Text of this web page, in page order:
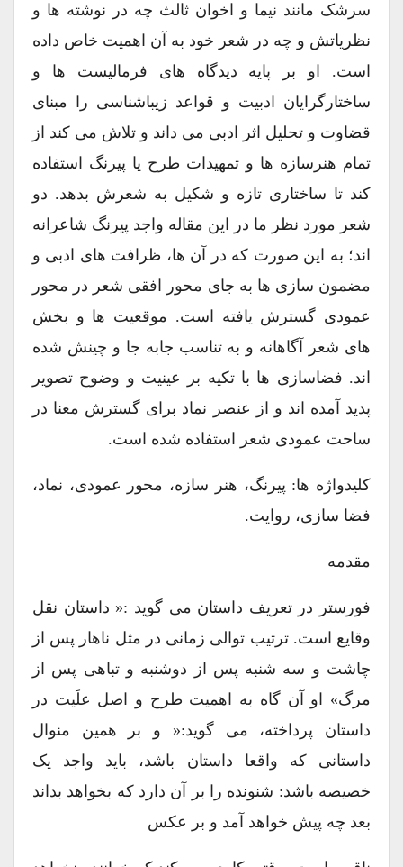
سرشک مانند نیما و اخوان ثالث چه در نوشته ها و
نظریاتش و چه در شعر خود به آن اهمیت خاص داده
است. او بر پایه دیدگاه های فرمالیست ها و
ساختارگرایان ادبیت و قواعد زیباشناسی را مبنای
قضاوت و تحلیل اثر ادبی می داند و تلاش می کند از
تمام هنرسازه ها و تمهیدات طرح یا پیرنگ استفاده
کند تا ساختاری تازه و شکیل به شعرش بدهد. دو
شعر مورد نظر ما در این مقاله واجد پیرنگ شاعرانه
اند؛ به این صورت که در آن ها، ظرافت های ادبی و
مضمون سازی ها به جای محور افقی شعر در محور
عمودی گسترش یافته است. موقعیت ها و بخش
های شعر آگاهانه و به تناسب جابه جا و چینش شده
اند. فضاسازی ها با تکیه بر عینیت و وضوح تصویر
پدید آمده اند و از عنصر نماد برای گسترش معنا در
ساحت عمودی شعر استفاده شده است.
کلیدواژه ها: پیرنگ، هنر سازه، محور عمودی، نماد،
فضا سازی، روایت.
مقدمه
فورستر در تعریف داستان می گوید :« داستان نقل
وقایع است. ترتیب توالی زمانی در مثل ناهار پس از
چاشت و سه شنبه پس از دوشنبه و تباهی پس از
مرگ» او آن گاه به اهمیت طرح و اصل علَیت در
داستان پرداخته، می گوید:« و بر همین منوال
داستانی که واقعا داستان باشد، باید واجد یک
خصیصه باشد: شنونده را بر آن دارد که بخواهد بداند
بعد چه پیش خواهد آمد و بر عکس